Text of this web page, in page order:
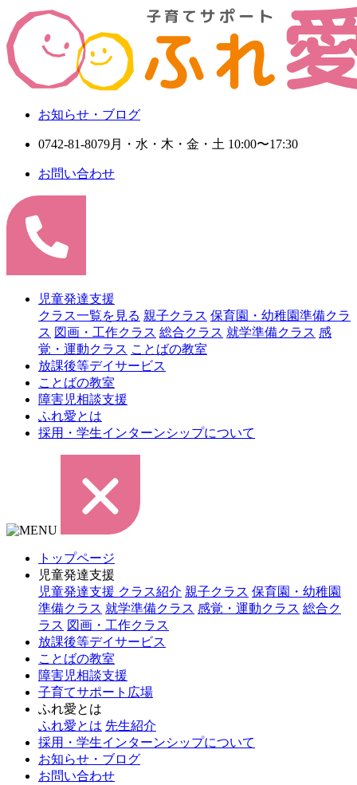
お知らせ・ブログ
0742-81-8079月・水・木・金・土 10:00〜17:30
お問い合わせ
児童発達支援
クラス一覧を見る 親子クラス 保育園・幼稚園準備クラ
ス 図画・工作クラス 総合クラス 就学準備クラス 感
覚・運動クラス ことばの教室
放課後等デイサービス
ことばの教室
障害児相談支援
ふれ愛とは
採用・学生インターンシップについて
トップページ
児童発達支援
児童発達支援 クラス紹介 親子クラス 保育園・幼稚園
準備クラス 就学準備クラス 感覚・運動クラス 総合ク
ラス 図画・工作クラス
放課後等デイサービス
ことばの教室
障害児相談支援
子育てサポート広場
ふれ愛とは
ふれ愛とは 先生紹介
採用・学生インターンシップについて
お知らせ・ブログ
お問い合わせ